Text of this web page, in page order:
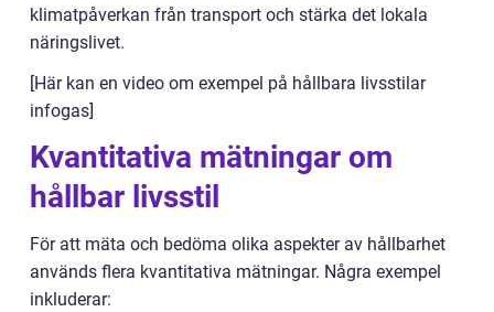
klimatpåverkan från transport och stärka det lokala
näringslivet.
[Här kan en video om exempel på hållbara livsstilar
infogas]
Kvantitativa mätningar om
hållbar livsstil
För att mäta och bedöma olika aspekter av hållbarhet
används flera kvantitativa mätningar. Några exempel
inkluderar: